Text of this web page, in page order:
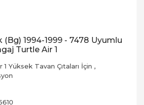
1994-1999 - 7478 Uyumlu
Turtle Air 1
Yüksek Tavan Çıtaları İçin ,